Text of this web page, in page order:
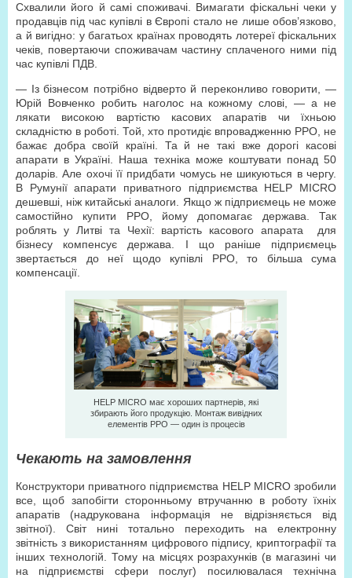
Схвалили його й самі споживачі. Вимагати фіскальні чеки у
продавців під час купівлі в Європі стало не лише обов’язково,
а й вигідно: у багатьох країнах проводять лотереї фіскальних
чеків, повертаючи споживачам частину сплаченого ними під
час купівлі ПДВ.
— Із бізнесом потрібно відверто й переконливо говорити, —
Юрій Вовченко робить наголос на кожному слові, — а не
лякати високою вартістю касових апаратів чи їхньою
складністю в роботі. Той, хто протидіє впровадженню РРО, не
бажає добра своїй країні. Та й не такі вже дорогі касові
апарати в Україні. Наша техніка може коштувати понад 50
доларів. Але охочі її придбати чомусь не шикуються в чергу.
В Румунії апарати приватного підприємства HELP MICRO
дешевші, ніж китайські аналоги. Якщо ж підприємець не може
самостійно купити РРО, йому допомагає держава. Так
роблять у Литві та Чехії: вартість касового апарата для
бізнесу компенсує держава. І що раніше підприємець
звертається до неї щодо купівлі РРО, то більша сума
компенсації.
HELP MICRO має хороших партнерів, які
збирають його продукцію. Монтаж вивідних
елементів РРО — один із процесів
Чекають на замовлення
Конструктори приватного підприємства HELP MICRO зробили
все, щоб запобігти сторонньому втручанню в роботу їхніх
апаратів (надрукована інформація не відрізняється від
звітної). Світ нині тотально переходить на електронну
звітність з використанням цифрового підпису, криптографії та
інших технологій. Тому на місцях розрахунків (в магазині чи
на підприємстві сфери послуг) посилювалася технічна